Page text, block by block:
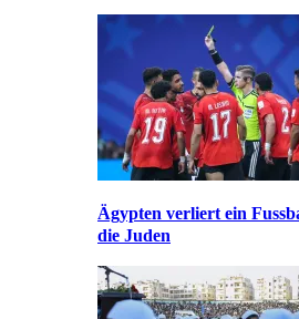
Ägypten verliert ein
die Juden